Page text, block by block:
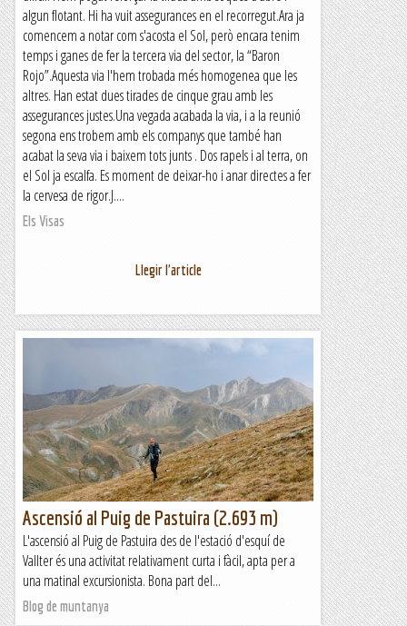
algun flotant. Hi ha vuit assegurances en el recorregut.Ara ja
comencem a notar com s'acosta el Sol, però encara tenim
temps i ganes de fer la tercera via del sector, la “Baron
Rojo”.Aquesta via l'hem trobada més homogenea que les
altres. Han estat dues tirades de cinque grau amb les
assegurances justes.Una vegada acabada la via, i a la reunió
segona ens trobem amb els companys que també han
acabat la seva via i baixem tots junts . Dos rapels i al terra, on
el Sol ja escalfa. Es moment de deixar-ho i anar directes a fer
la cervesa de rigor.J....
Els Visas
Llegir l'article
Ascensió al Puig de Pastuira (2.693 m)
L'ascensió al Puig de Pastuira des de l'estació d'esquí de
Vallter és una activitat relativament curta i fàcil, apta per a
una matinal excursionista. Bona part del...
Blog de muntanya